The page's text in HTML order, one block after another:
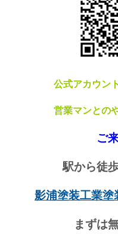
公式アカウント
営業マンとの
ご
駅から徒歩２
影浦塗装工業塗
まずは無料